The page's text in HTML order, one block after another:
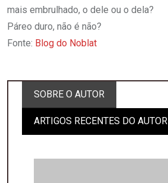
mais embrulhado, o dele ou o dela?
Páreo duro, não é não?
Fonte: Blog do Noblat
SOBRE O AUTOR
ARTIGOS RECENTES DO AUTOR